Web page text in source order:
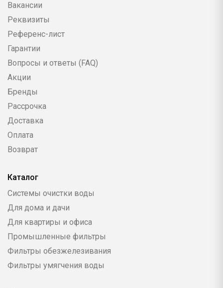
Вакансии
Реквизиты
Референс-лист
Гарантии
Вопросы и ответы (FAQ)
Акции
Бренды
Рассрочка
Доставка
Оплата
Возврат
Каталог
Системы очистки воды
Для дома и дачи
Для квартиры и офиса
Промышленные фильтры
Фильтры обезжелезивания
Фильтры умягчения воды